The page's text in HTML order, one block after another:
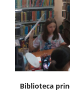
Biblioteca